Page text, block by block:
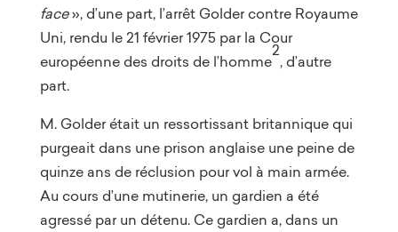
face», d’une part, l’arrêt Golder contre Royaume
Uni, rendu le 21 février 1975 par la Cour
européenne des droits de l’homme
2
, d’autre
part.
M. Golder était un ressortissant britannique qui
purgeait dans une prison anglaise une peine de
quinze ans de réclusion pour vol à main armée.
Au cours d’une mutinerie, un gardien a été
agressé par un détenu. Ce gardien a, dans un